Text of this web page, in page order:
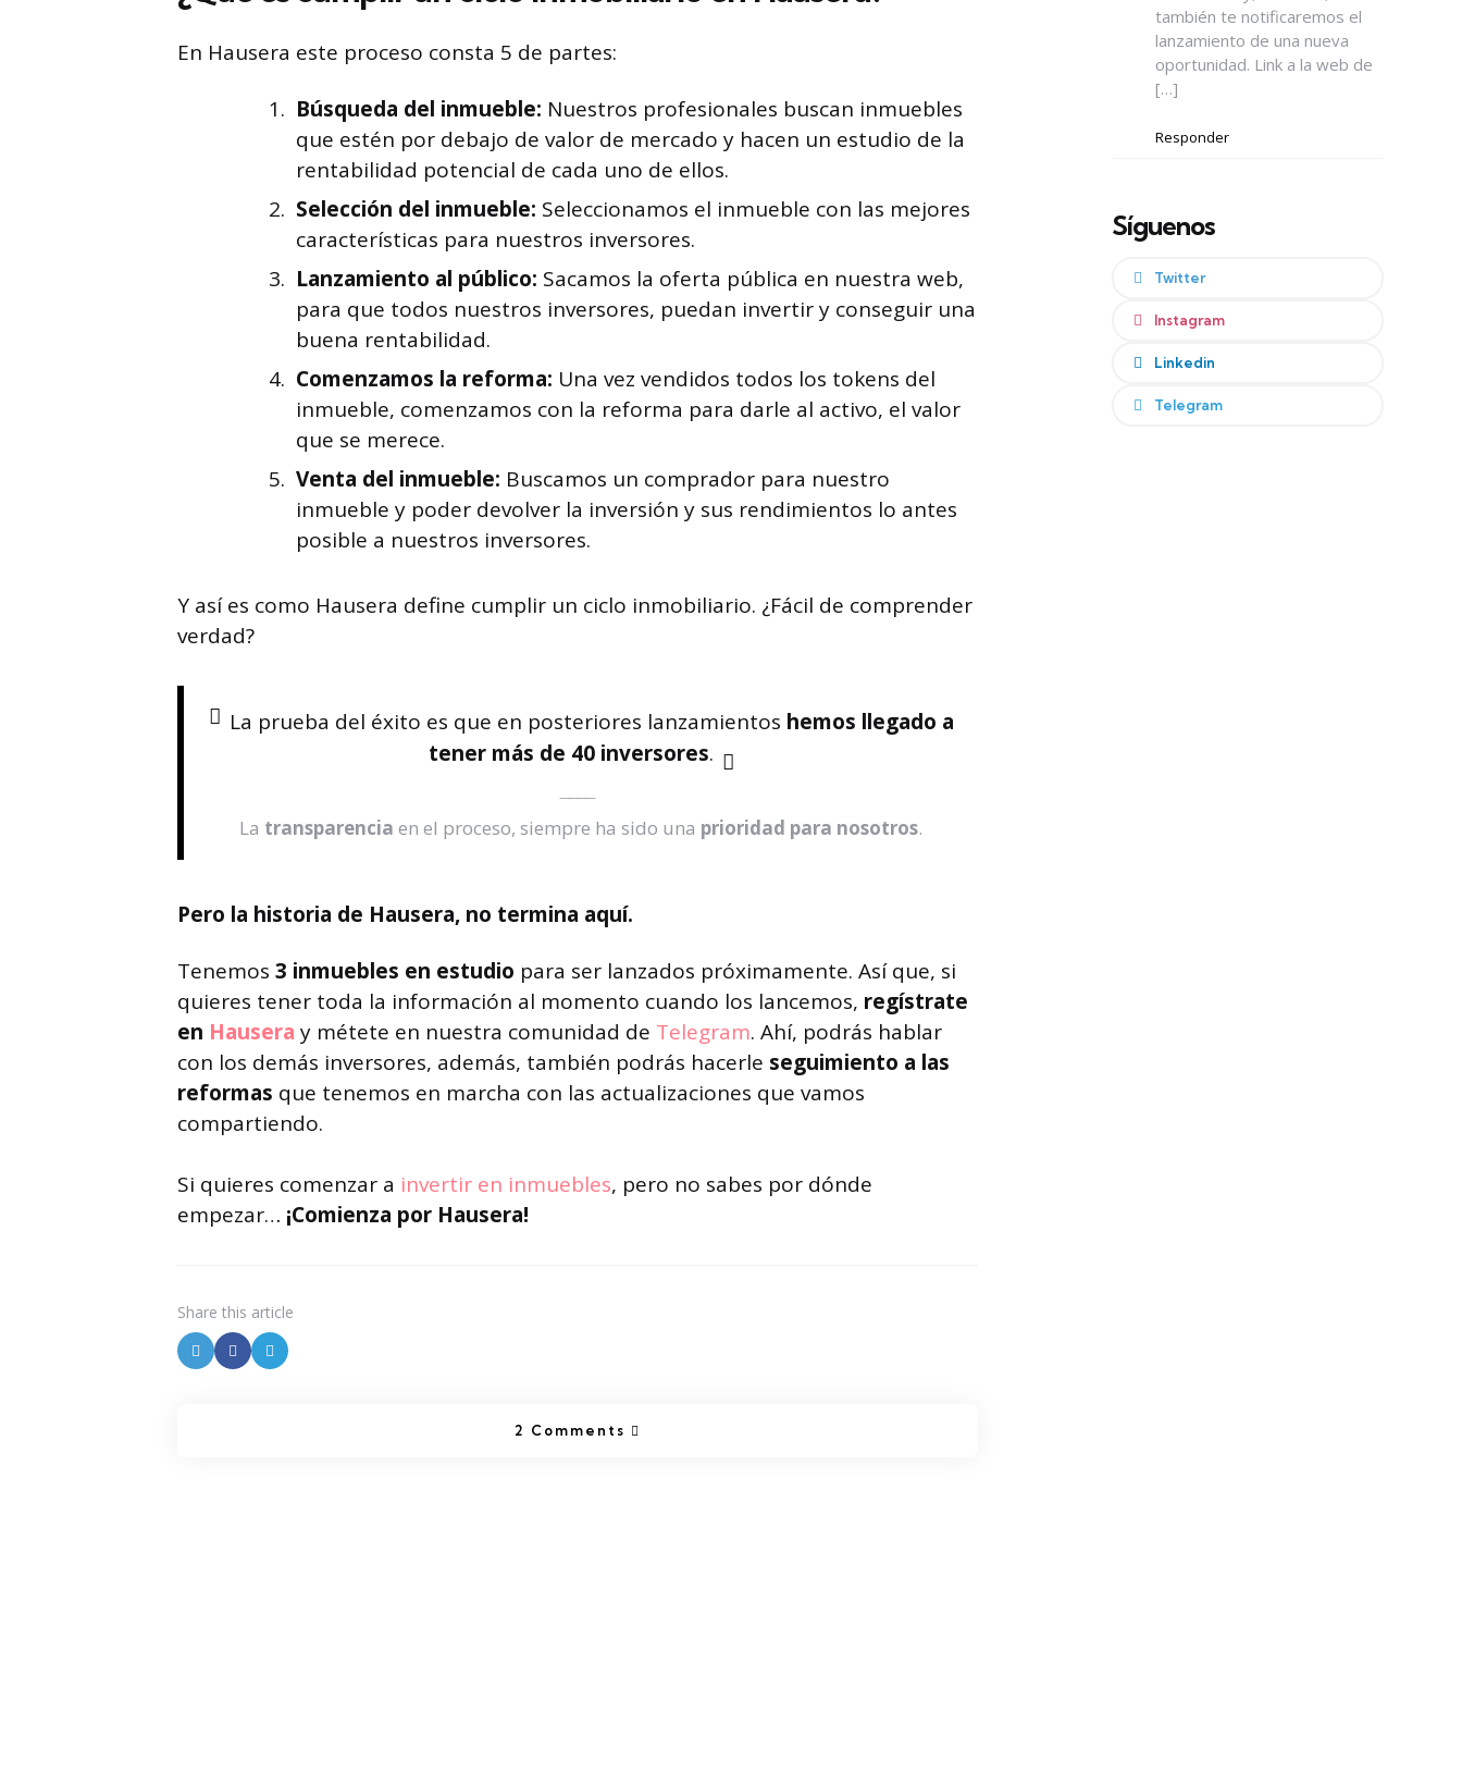
En Hausera este proceso consta 5 de partes:
Búsqueda del inmueble: Nuestros profesionales buscan inmuebles
que estén por debajo de valor de mercado y hacen un estudio de la
rentabilidad potencial de cada uno de ellos.
Selección del inmueble: Seleccionamos el inmueble con las mejores
características para nuestros inversores.
Lanzamiento al público: Sacamos la oferta pública en nuestra web,
para que todos nuestros inversores, puedan invertir y conseguir una
buena rentabilidad.
Comenzamos la reforma: Una vez vendidos todos los tokens del
inmueble, comenzamos con la reforma para darle al activo, el valor
que se merece.
Venta del inmueble: Buscamos un comprador para nuestro
inmueble y poder devolver la inversión y sus rendimientos lo antes
posible a nuestros inversores.
Y así es como Hausera define cumplir un ciclo inmobiliario. ¿Fácil de comprender
verdad?
La prueba del éxito es que en posteriores lanzamientos hemos llegado a
tener más de 40 inversores.
La transparencia en el proceso, siempre ha sido una prioridad para nosotros.
Pero la historia de Hausera, no termina aquí.
Tenemos 3 inmuebles en estudio para ser lanzados próximamente. Así que, si
quieres tener toda la información al momento cuando los lancemos, regístrate
en Hausera y métete en nuestra comunidad de Telegram. Ahí, podrás hablar
con los demás inversores, además, también podrás hacerle seguimiento a las
reformas que tenemos en marcha con las actualizaciones que vamos
compartiendo.
Si quieres comenzar a invertir en inmuebles, pero no sabes por dónde
empezar… ¡Comienza por Hausera!
Share this article
2 Comments
también te notificaremos el
lanzamiento de una nueva
oportunidad. Link a la web de
[…]
Responder
Síguenos
Twitter
Instagram
Linkedin
Telegram